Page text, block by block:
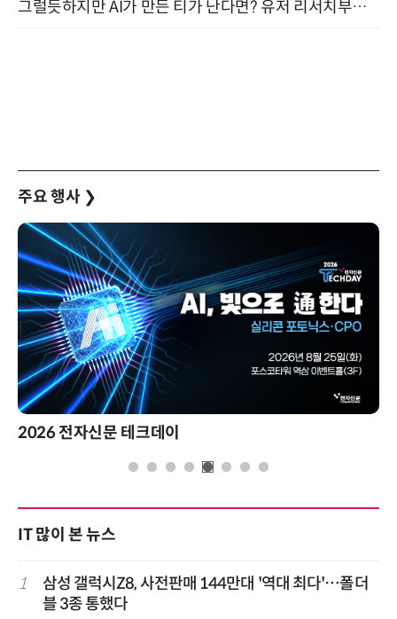
그럴듯하지만 AI가 만든 티가 난다면? 유저 리서치부터 배포까지! (9/15)
주요 행사 ❯
제8회 AI정부 혁신 콘퍼런스
IT 많이 본 뉴스
1
삼성 갤럭시Z8, 사전판매 144만대 '역대 최다'…폴더
블 3종 통했다